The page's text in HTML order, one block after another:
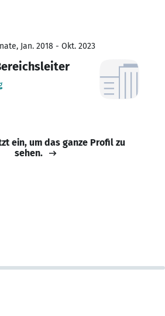
Jan. 2018 - Okt. 2023
ein, um das ganze Profil zu
sehen.